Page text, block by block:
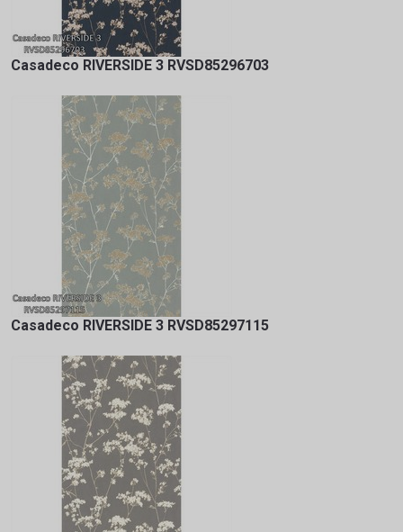
Casadeco RIVERSIDE 3 RVSD85296703
Casadeco RIVERSIDE 3 RVSD85297115